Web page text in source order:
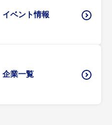
イベント情報
企業一覧